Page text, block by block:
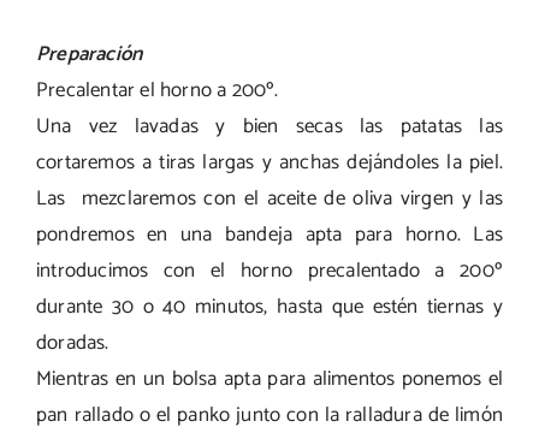
Preparación
Precalentar el horno a 200º.
Una vez lavadas y bien secas las patatas las
cortaremos a tiras largas y anchas dejándoles la piel.
Las mezclaremos con el aceite de oliva virgen y las
pondremos en una bandeja apta para horno. Las
introducimos con el horno precalentado a 200º
durante 30 o 40 minutos, hasta que estén tiernas y
doradas.
Mientras en un bolsa apta para alimentos ponemos el
pan rallado o el panko junto con la ralladura de limón